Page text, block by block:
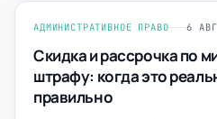
АДМИНИСТРАТИВНОЕ ПРАВО 6
Скидка и рассрочка по
штрафу: когда это
правильно